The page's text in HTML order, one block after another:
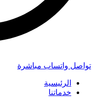
تواصل واتساب مباشرة
الرئيسية
خدماتنا